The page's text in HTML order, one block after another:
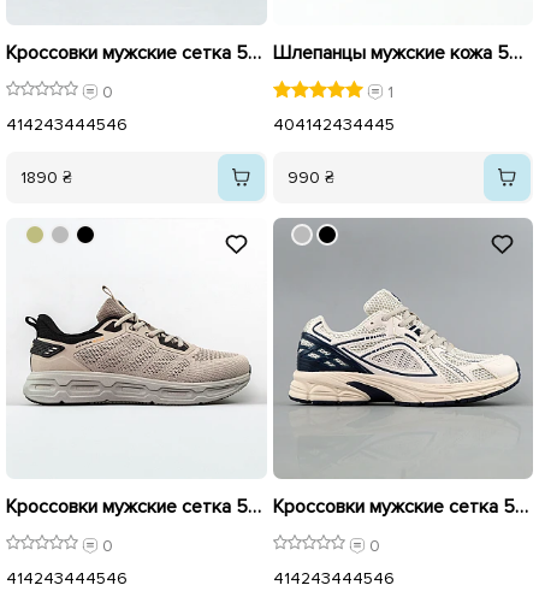
Кроссовки мужские сетка 595411 Бежевые
0
414243444546
1890 ₴
Шлепанцы мужские кожа 594589 Черные
1
404142434445
990 ₴
Кроссовки мужские сетка 595080 Бежевый распродажа
0
414243444546
Кроссовки мужские сетка 594905
0
414243444546